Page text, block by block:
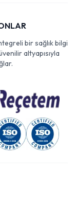
bir sağlık bilgi
altyapısıyla